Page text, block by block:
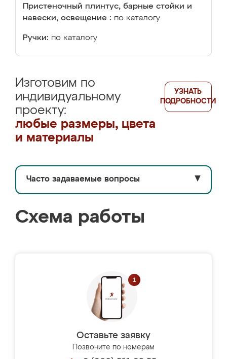
Пристеночный плинтус, барные стойки и
навески, освещение : по каталогу
Ручки: по каталогу
Изготовим по
индивидуальному
проекту:
любые размеры, цвета
и материалы
УЗНАТЬ
ПОДРОБНОСТИ
Часто задаваемые вопросы ▼
Схема работы
Оставьте заявку
Позвоните по номерам